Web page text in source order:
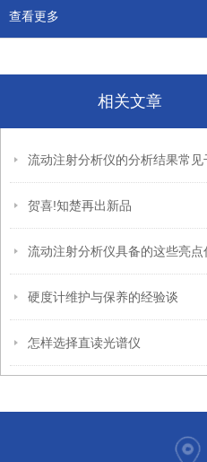
查看更多
相关文章
贺喜!知楚再出新品
硬度计维护与保养的经验谈
怎样选择直读光谱仪